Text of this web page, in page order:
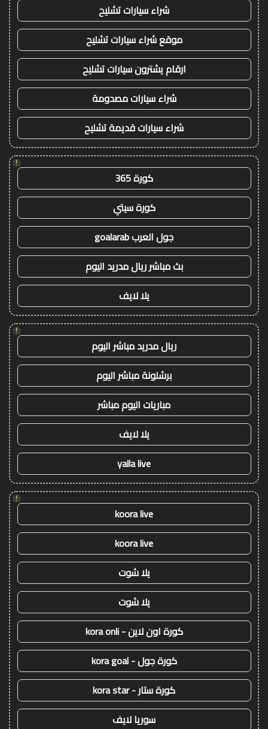
شراء سيارات تشليح
موقع شراء سيارات تشليح
ارقام يشترون سيارات تشليح
شراء سيارات مصدومة
شراء سيارات قديمة تشليح
!
كورة 365
كورة سيتي
جول العرب goalarab
بث مباشر ريال مدريد اليوم
يلا لايف
!
ريال مدريد مباشر اليوم
برشلونة مباشر اليوم
مباريات اليوم مباشر
يلا لايف
yalla live
!
koora live
koora live
يلا شوت
يلا شوت
كورة اون لاين - kora onli
كورة جول - kora goal
كورة ستار - kora star
سوريا لايف